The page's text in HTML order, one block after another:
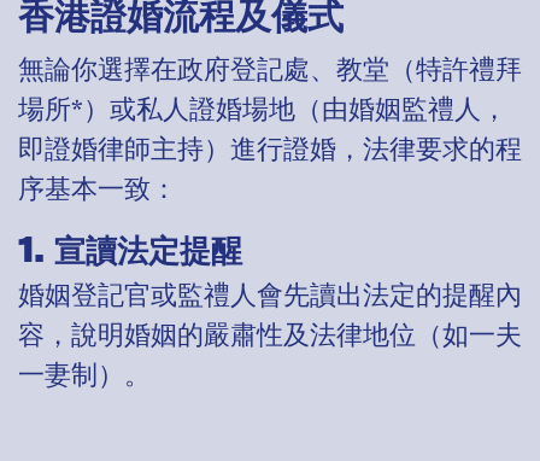
香港證婚流程及儀式
無論你選擇在政府登記處、教堂（特許禮拜
場所*）或私人證婚場地（由婚姻監禮人，
即證婚律師主持）進行證婚，法律要求的程
序基本一致：
1. 宣讀法定提醒
婚姻登記官或監禮人會先讀出法定的提醒內
容，說明婚姻的嚴肅性及法律地位（如一夫
一妻制）。